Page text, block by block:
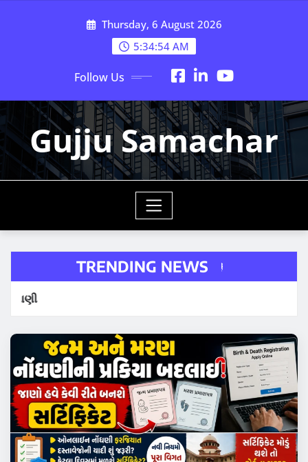
Thursday, 6 August 2026
5:34:55 AM
Follow Us
Gujju Samachar
TRENDING NEWS